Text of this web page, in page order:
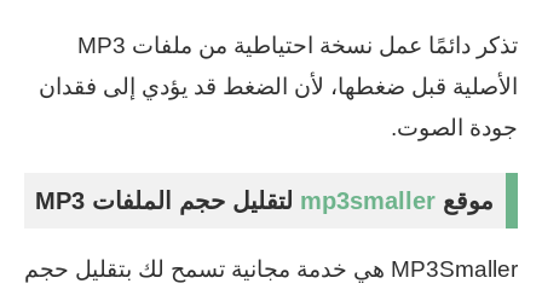
تذكر دائمًا عمل نسخة احتياطية من ملفات MP3
الأصلية قبل ضغطها، لأن الضغط قد يؤدي إلى فقدان
جودة الصوت.
موقع mp3smaller لتقليل حجم الملفات MP3
MP3Smaller هي خدمة مجانية تسمح لك بتقليل حجم